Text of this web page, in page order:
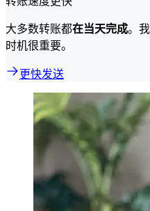
大多数转账都在当天完成。
时机很重要。
更快发送